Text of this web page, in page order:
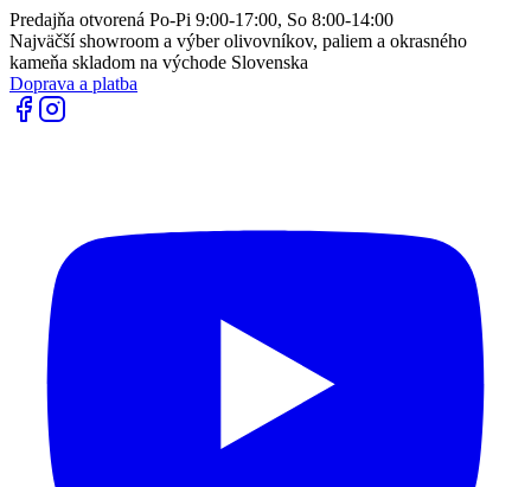
Predajňa otvorená Po-Pi 9:00-17:00, So 8:00-14:00
Najväčší showroom a výber olivovníkov, paliem a okrasného
kameňa skladom na východe Slovenska
Doprava a platba